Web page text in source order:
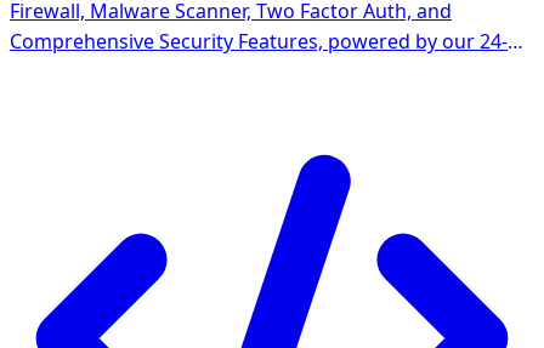
Firewall, Malware Scanner, Two Factor Auth, and
Comprehensive Security Features, powered by our 24-